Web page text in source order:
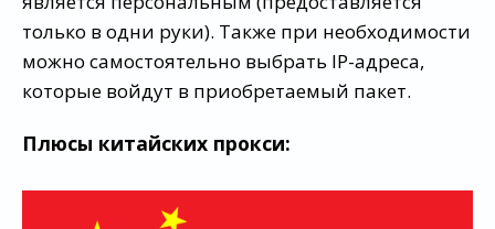
только в одни руки). Также при необходимости
можно самостоятельно выбрать IP-адреса,
которые войдут в приобретаемый пакет.
Плюсы китайских прокси: